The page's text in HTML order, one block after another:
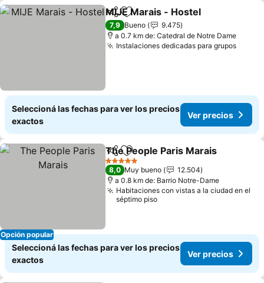
CompartirAñadir a favoritos
MIJE Marais - Hostel
7,9 Bueno
9.475
a 0.7 km de: Catedral de Notre Dame
Instalaciones dedicadas para gruposVer
Seleccioná las fechas para ver los precios
exactos
Ver precios
Opción popular
Compartir
Añadir a favoritos
The People Paris Marais
5 Estrellas
8,0 Muy bueno
12.504
a 0.8 km de: Barrio Notre-Dame
Habitaciones con vistas a la ciudad en el
séptimo piso
Seleccioná las fechas para ver los precios
exactos
Ver precios